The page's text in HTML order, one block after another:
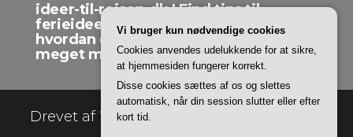
ideer-til-rejsen.dk | Find tips til
ferieideer, rejseråd, roadtrips,
hvordan du rejser på et budget og
meget mere.
Drevet afWordPress
Vi bruger kun nødvendige cookies
Cookies anvendes udelukkende for at sikre,
at hjemmesiden fungerer korrekt.
Disse cookies sættes af os og slettes
automatisk, når din session slutter eller efter
kort tid.